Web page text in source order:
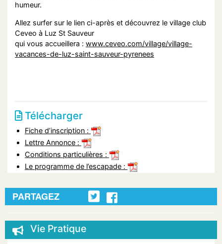
humeur.
Allez surfer sur le lien ci-après et découvrez le village club
Ceveo à Luz St Sauveur
qui vous accueillera : www.ceveo.com/village/village-
vacances-de-luz-saint-sauveur-pyrenees
Télécharger
Fiche d’inscription :
Lettre Annonce :
Conditions particulières :
Le programme de l’escapade :
PARTAGEZ
Vie Pratique